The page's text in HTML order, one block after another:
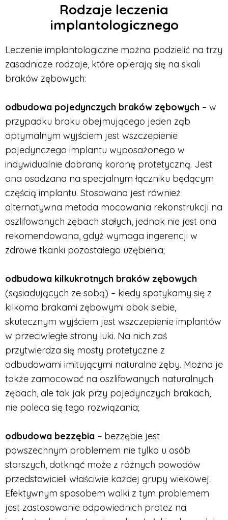
Rodzaje leczenia
implantologicznego
Leczenie implantologiczne można podzielić na trzy
zasadnicze rodzaje, które opierają się na skali
braków zębowych:
odbudowa pojedynczych braków zębowych – w
przypadku braku obejmującego jeden ząb
optymalnym wyjściem jest wszczepienie
pojedynczego implantu wyposażonego w
indywidualnie dobraną koronę protetyczną. Jest
ona osadzana na specjalnym łączniku będącym
częścią implantu. Stosowana jest również
alternatywna metoda mocowania rekonstrukcji na
oszlifowanych zębach stałych, jednak nie jest ona
rekomendowana, gdyż wymaga ingerencji w
zdrowe tkanki pozostałego uzębienia;
odbudowa kilkukrotnych braków zębowych
(sąsiadujących ze sobą) – kiedy spotykamy się z
kilkoma brakami zębowymi obok siebie,
skutecznym wyjściem jest wszczepienie implantów
w przeciwległe strony luki. Na nich zaś
przytwierdza się mosty protetyczne z
odbudowami imitującymi naturalne zęby. Można je
także zamocować na oszlifowanych naturalnych
zębach, ale tak jak przy pojedynczych brakach,
nie poleca się tego rozwiązania;
odbudowa bezzębia – bezzębie jest
powszechnym problemem nie tylko u osób
starszych, dotknąć może z różnych powodów
przedstawicieli właściwie każdej grupy wiekowej.
Efektywnym sposobem walki z tym problemem
jest zastosowanie odpowiednich protez na